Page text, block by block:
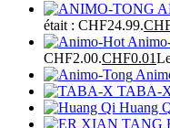
était : CHF24.99.
CHF2.00.CHF0.01
TABA-
Huang